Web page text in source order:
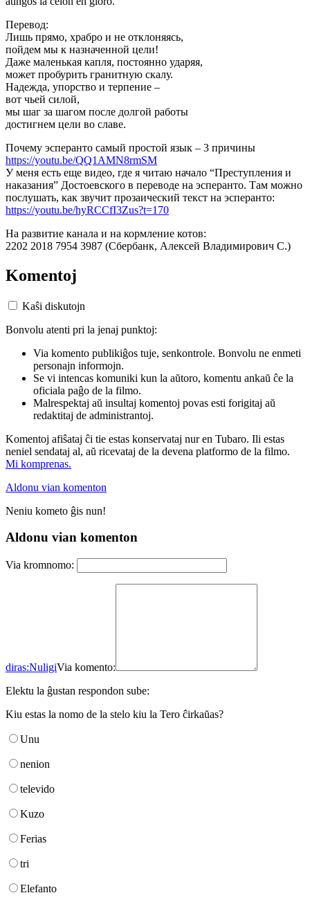
Перевод:
Лишь прямо, храбро и не отклоняясь,
пойдем мы к назначенной цели!
Даже маленькая капля, постоянно ударяя,
может пробурить гранитную скалу.
Надежда, упорство и терпение –
вот чьей силой,
мы шаг за шагом после долгой работы
достигнем цели во славе.
Почему эсперанто самый простой язык – 3 причины
https://youtu.be/QQ1AMN8rmSM
У меня есть еще видео, где я читаю начало “Преступления и
наказания” Достоевского в переводе на эсперанто. Там можно
послушать, как звучит прозаический текст на эсперанто:
https://youtu.be/hyRCCfI3Zus?t=170
На развитие канала и на кормление котов:
2202 2018 7954 3987 (Сбербанк, Алексей Владимирович С.)
Komentoj
Kaŝi diskutojn
Bonvolu atenti pri la jenaj punktoj:
Via komento publikiĝos tuje, senkontrole. Bonvolu ne enmeti
personajn informojn.
Se vi intencas komuniki kun la aŭtoro, komentu ankaŭ ĉe la
oficiala paĝo de la filmo.
Malrespektaj aŭ insultaj komentoj povas esti forigitaj aŭ
redaktitaj de administrantoj.
Komentoj afiŝataj ĉi tie estas konservataj nur en Tubaro. Ili estas
neniel sendataj al, aŭ ricevataj de la devena platformo de la filmo.
Mi komprenas.
Aldonu vian komenton
Neniu kometo ĝis nun!
Aldonu vian komenton
Via kromnomo:
diras:NuligiVia komento:
Elektu la ĝustan respondon sube:
Kiu estas la nomo de la stelo kiu la Tero ĉirkaŭas?
Unu
nenion
televido
Kuzo
Ferias
tri
Elefanto